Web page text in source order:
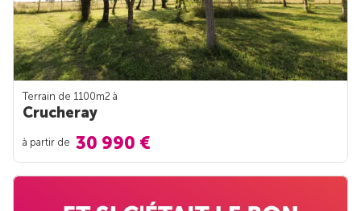
Terrain de 1100m2 à
Crucheray
à partir de 30 990 €